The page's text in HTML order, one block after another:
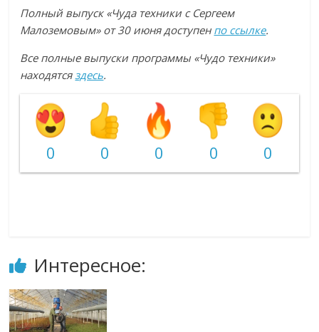
Полный выпуск «Чуда техники с Сергеем
Малоземовым» от 30 июня доступен по ссылке.
Все полные выпуски программы «Чудо техники»
находятсяздесь.
0 0 0 0 0
Интересное: